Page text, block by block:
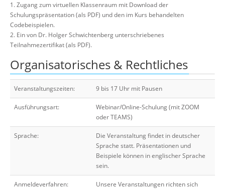
1. Zugang zum virtuellen Klassenraum mit Download der
Schulungspräsentation (als PDF) und den im Kurs behandelten
Codebeispielen.
2. Ein von Dr. Holger Schwichtenberg unterschriebenes
Teilnahmezertifikat (als PDF).
Organisatorisches & Rechtliches
Veranstaltungszeiten: 9 bis 17 Uhr mit Pausen
Ausführungsart:
Webinar/Online-Schulung (mit ZOOM
oder TEAMS)
Sprache:
Die Veranstaltung findet in deutscher
Sprache statt. Präsentationen und
Beispiele können in englischer Sprache
sein.
Anmeldeverfahren:
Unsere Veranstaltungen richten sich